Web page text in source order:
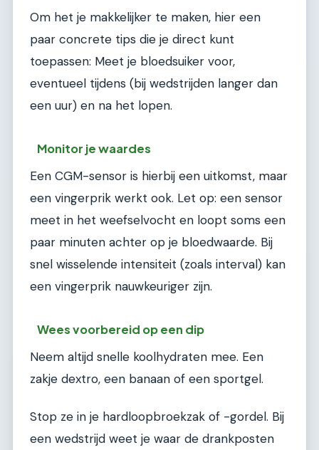
Om het je makkelijker te maken, hier een
paar concrete tips die je direct kunt
toepassen: Meet je bloedsuiker voor,
eventueel tijdens (bij wedstrijden langer dan
een uur) en na het lopen.
Monitor je waardes
Een CGM-sensor is hierbij een uitkomst, maar
een vingerprik werkt ook. Let op: een sensor
meet in het weefselvocht en loopt soms een
paar minuten achter op je bloedwaarde. Bij
snel wisselende intensiteit (zoals interval) kan
een vingerprik nauwkeuriger zijn.
Wees voorbereid op een dip
Neem altijd snelle koolhydraten mee. Een
zakje dextro, een banaan of een sportgel.
Stop ze in je hardloopbroekzak of -gordel. Bij
een wedstrijd weet je waar de drankposten